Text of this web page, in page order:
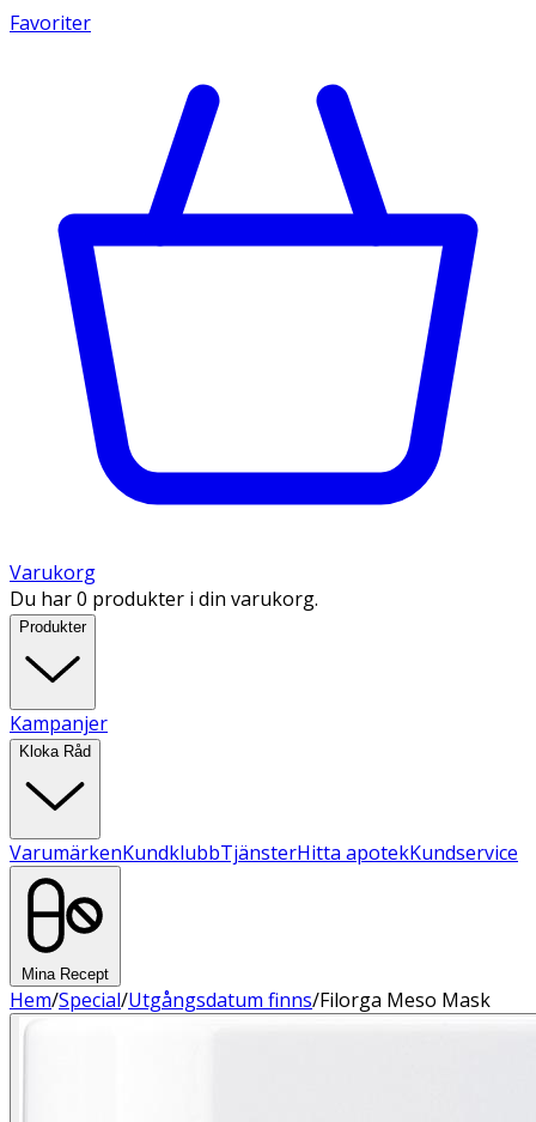
Favoriter
Varukorg
Du har 0 produkter i din varukorg.
Produkter
Kampanjer
Kloka Råd
VarumärkenKundklubbTjänsterHitta apotekKundservice
Mina Recept
Hem/Special/Utgångsdatum finns/Filorga Meso Mask